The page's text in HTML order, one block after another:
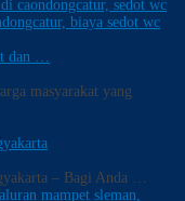
dan …
masyarakat yang
– Bagi Anda …